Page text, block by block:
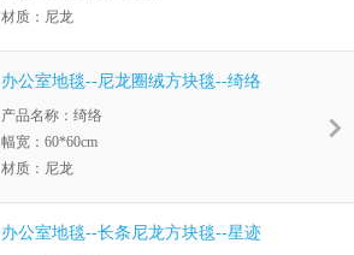
材质：尼龙
绒重：570g/m2
办公室地毯--尼龙圈绒方块毯--绮络
产品名称：绮络
幅宽：60*60cm
材质：尼龙
绒重：770g/m2
办公室地毯--长条尼龙方块毯--星迹